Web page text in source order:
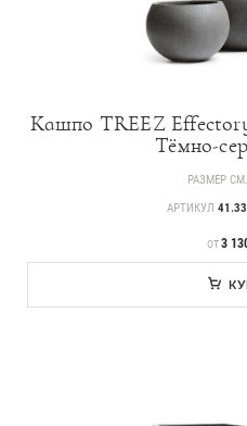
Кашпо TREEZ
Тёмно-
РАЗМЕР СМ.
АРТИКУЛ
ЦЕНА
ОТ3